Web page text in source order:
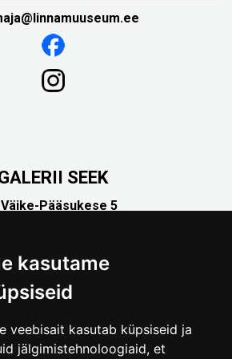
kasutame
veebisait kasutab küpsiseid ja
jälgimistehnoloogiaid, et
SEEK
Väike-Pääsukese 5